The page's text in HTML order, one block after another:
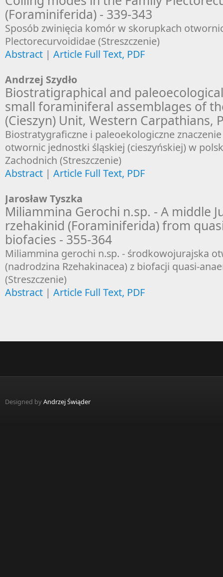
(Foraminiferida) - 339-343
Sposób zwinięcia komór w skorupkach
Plectorecurvoididae (Streszczenie)
Abstract | Article Full Text, PDF
Andrzej Szydło
Biostratigraphical and
small foraminiferal assemblages of
(Cieszyn) Unit, Western Carpathians,
Biostratygraficzne i paleoekologiczne znaczenie
otwornic jednostki śląskiej (cieszyńskiej) w
Zachodnich (Streszczenie)
Abstract | Article Full Text, PDF
Jarosław Tyszka
Miliammina Gerochi n.sp. - A middle
rzehakinid (Foraminiferida) from
biofacies - 355-364
Miliammina gerochi n.sp. - środkowojurajska
(nadrodzina Rzehakinacea) z biofacji quasi-
(Streszczenie)
Abstract | Article Full Text, PDF
Designed byAndrzej Świąder